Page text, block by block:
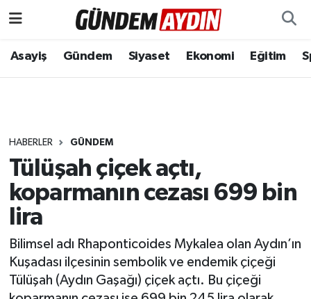
Asayiş Gündem Siyaset Ekonomi Eğitim
HABERLER GÜNDEM
Tülüşah çiçek açtı,
koparmanın cezası 699 bin
lira
Bilimsel adı Rhaponticoides Mykalea olan Aydın’ın
Kuşadası ilçesinin sembolik ve endemik çiçeği
Tülüşah (Aydın Gaşağı) çiçek açtı. Bu çiçeği
Aydın Nöbetçi Eczaneler
Aydın Trafik Yoğunluk Haritası
Süper Lig Puan Durumu ve Fikstür
Son Dakika Haberleri